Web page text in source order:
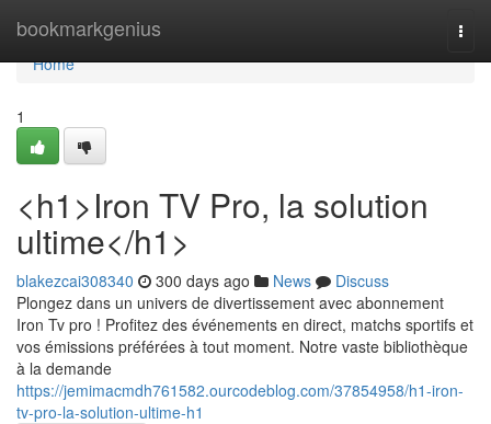
bookmarkgenius
Home
Home
1
<h1>Iron TV Pro, la solution
ultime</h1>
blakezcai308340 300 days ago News
Discuss
Plongez dans un univers de divertissement avec abonnement
Iron Tv pro ! Profitez des événements en direct, matchs sportifs et
vos émissions préférées à tout moment. Notre vaste bibliothèque
à la demande
https://jemimacmdh761582.ourcodeblog.com/37854958/h1-iron-
tv-pro-la-solution-ultime-h1